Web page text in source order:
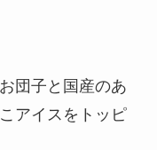
団子と国産のあ
アイスをトッピ